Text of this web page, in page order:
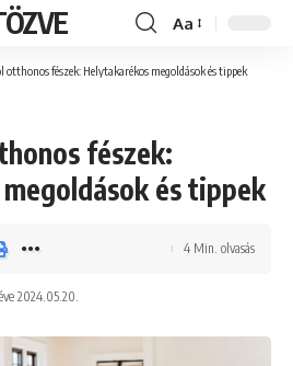
Font
Resizer
Aa
otthonos fészek: Helytakarékos megoldások és tippek
fészek:
és tippek
2024.05.20.
4 Min. olvasás